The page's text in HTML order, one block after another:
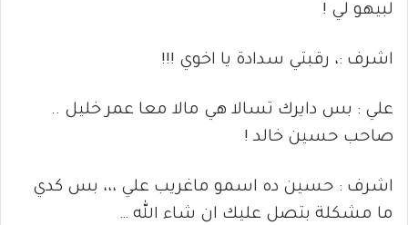
لبيهو لي !
اشرف :، رقبتي سدادة يا اخوي !!!
علي : بس دايرك تسالا هي مالا معا عمر خليل ..
صاحب حسين خالد !
اشرف : حسين ده اسمو ماغريب علي ،،، بس كدي
ما مشكلة بتصل عليك ان شاء الله …